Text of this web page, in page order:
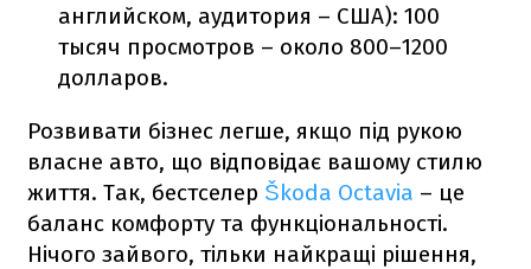
английском, аудитория – США): 100
тысяч просмотров – около 800–1200
долларов.
Розвивати бізнес легше, якщо під рукою
власне авто, що відповідає вашому стилю
життя. Так, бестселер Škoda Octavia – це
баланс комфорту та функціональності.
Нічого зайвого, тільки найкращі рішення,